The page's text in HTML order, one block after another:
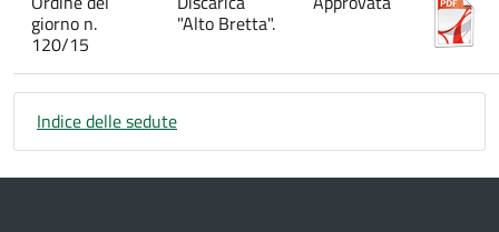
giorno n.
120/15
"Alto Bretta".
Indice delle sedute